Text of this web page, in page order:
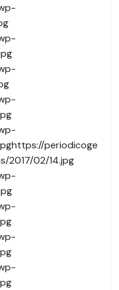
periodicoge
2017/02/14.jpg